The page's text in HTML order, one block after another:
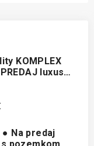
KOMPLEX
luxusný
!!!
● Na predaj
pozemkom,